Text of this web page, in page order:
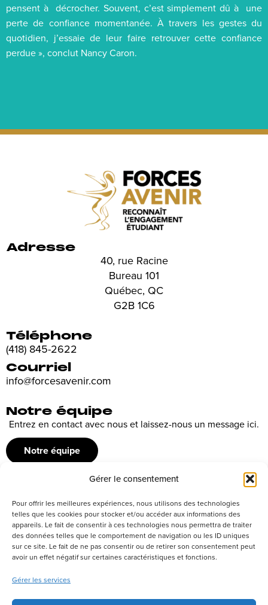
Gérer le consentement
Pour offrir les meilleures expériences, nous utilisons des technologies
telles que les cookies pour stocker et/ou accéder aux informations des
appareils. Le fait de consentir à ces technologies nous permettra de traiter
des données telles que le comportement de navigation ou les ID uniques
sur ce site. Le fait de ne pas consentir ou de retirer son consentement peut
avoir un effet négatif sur certaines caractéristiques et fonctions.
Gérer les services
pensent à décrocher. Souvent, c’est simplement dû à une
perte de confiance momentanée. À travers les gestes du
quotidien, j’essaie de leur faire retrouver cette confiance
perdue », conclut Nancy Caron.
Adresse
40, rue Racine
Bureau 101
Québec, QC
G2B 1C6
Téléphone
(418) 845-2622
Courriel
info@forcesavenir.com
Notre équipe
Entrez en contact avec nous et laissez-nous un message ici.
Notre équipe
Recrutement
Découvrez nos offres d’emploi ou envoyez votre candidature
spontanée
Postuler